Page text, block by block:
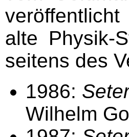
alte Physik-
seitens des
1986:
Wilhelm